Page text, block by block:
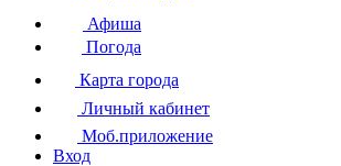
Афиша
Погода
Карта города
Личный кабинет
Моб.приложение
Вход